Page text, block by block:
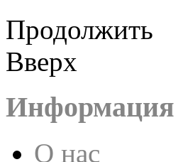
Продолжить
Вверх
Информация
О нас